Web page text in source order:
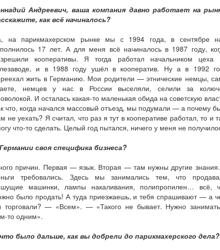
Андреевич, ваша компания давно работает на
как всё начиналось?
на парикмахерском рынке мы с 1994 года, в сентябре
17 лет. А для меня всё начиналось в 1987 году,
кооперативы. Я тогда работал начальником цеха
и в 1988 году ушёл в кооператив. Ну а в 1992
жить в Германию. Мои родители — этнические немцы,
немцев у нас в России выселяли, селили за
И осталась какая-то маленькая обида на советскую
что, когда начался массовый отъезд, мы подумали — а почему
не уехать? Я считал, что раз я тут в кооперативе работал, то и
что-то сделать. Целый год пытался, ничего у меня не
своя специфика бизнеса?
причин. Первая — язык. Вторая — там нужны другие
требовались. Здесь мы занимались тем, что
машинки, лампы накаливания, полипропилен… всё,
было продать! А туда приезжаешь, и тебя спрашивают — а
торговали? — «Всем». — «Такого не бывает. Нужно
то одним».
было дальше, как вы добрели до парикмахерского дела?